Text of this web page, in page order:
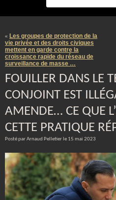
« Les groupes de protection de la
vie privée et des droits civiques
mettent en garde contre la
croissance rapide du réseau de
surveillance de masse …
FOUILLER DANS LE
CONJOINT EST
AMENDE… CE QUE
CETTE PRATIQUE
Posté par Arnaud Pelletier le 15 mai 2023